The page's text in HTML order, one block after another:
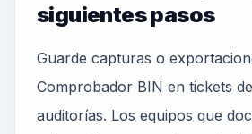
siguientes pasos
Guarde capturas o
Comprobador BIN en tickets
auditorías. Los equipos que